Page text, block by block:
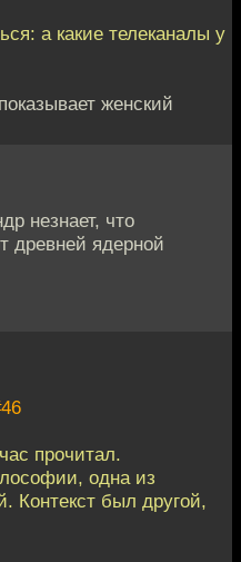
а какие телеканалы у
женский
незнает, что
древней ядерной
прочитал.
одна из
Контекст был другой,